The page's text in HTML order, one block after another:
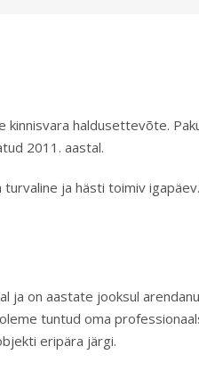
kinnisvara haldusettevõte.
2011. aastal.
turvaline ja hästi toimiv
ja on aastate jooksul
tuntud oma
eripära järgi.